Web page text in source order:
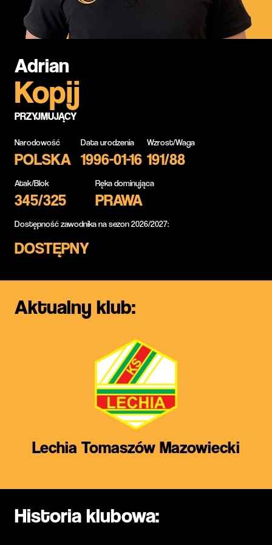
Adrian
Kopij
PRZYJMUJĄCY
Narodowość
POLSKA
Data urodzenia
1996-01-16
Wzrost/Waga
191/88
Atak/Blok
345/325
Ręka dominująca
PRAWA
Dostępność zawodnika na sezon 2026/2027:
DOSTĘPNY
Aktualny klub:
Lechia Tomaszów Mazowiecki
Historia klubowa: